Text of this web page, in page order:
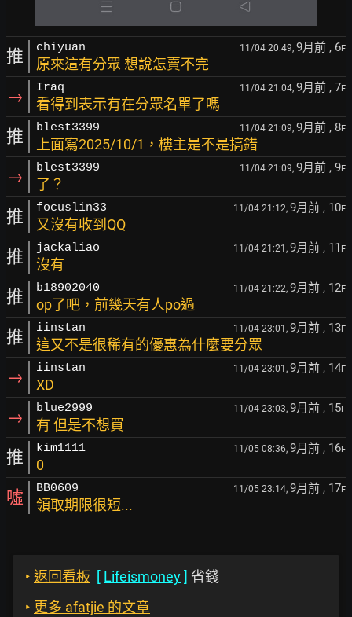
推 chiyuan 11/04 20:49, 9月前 , 6F
原來這有分眾 想說怎賣不完
→ Iraq 11/04 21:04, 9月前 , 7F
看得到表示有在分眾名單了嗎
推 blest3399 11/04 21:09, 9月前 , 8F
上面寫2025/10/1，樓主是不是搞錯
→ blest3399 11/04 21:09, 9月前 , 9F
了？
推 focuslin33 11/04 21:12, 9月前 , 10F
又沒有收到QQ
推 jackaliao 11/04 21:21, 9月前 , 11 F
沒有
推 b18902040 11/04 21:22, 9月前 , 12F
op了吧，前幾天有人po過
推 iinstan 11/04 23:01, 9月前 , 13F
這又不是很稀有的優惠為什麼要分眾
→ iinstan 11/04 23:01, 9月前 , 14F
XD
→ blue2999 11/04 23:03, 9月前 , 15F
有 但是不想買
推 kim1111 11/05 08:36, 9月前 , 16F
0
噓 BB0609 11/05 23:14, 9月前 , 17F
領取期限很短...
‣ 返回看板 [ Lifeismoney] 省錢
‣ 更多 afatjie 的文章